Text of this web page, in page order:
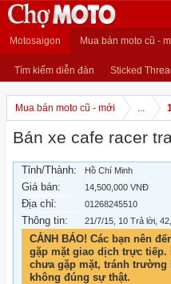
Motosaigon Mua bán moto cũ -
Tìm kiếm diễn đàn Sticked
Mua bán moto cũ - mới ...
Bán xe cafe racer
Tỉnh/Thành: Hồ Chí Minh
Giá bán: 14,500,000 VNĐ
Địa chỉ: 01268245510
Thông tin: 21/7/15 , 10 Trả lời,
CẢNH BÁO! Các bạn nên
gặp mặt giao dịch trực tiếp.
chưa gặp mặt, tránh
không đúng sự thật.